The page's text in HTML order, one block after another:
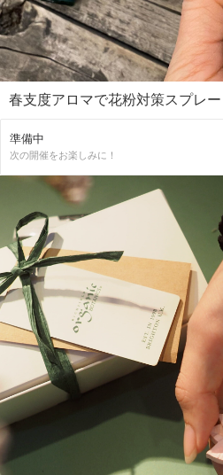
春支度アロマで花粉対策スプレー
準備中
次の開催をお楽しみに！